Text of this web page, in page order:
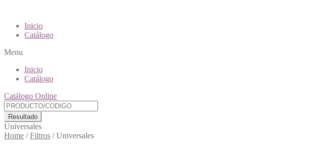
Inicio
Catálogo
Menu
Inicio
Catálogo
Catálogo Online
Resultado
Universales
Home /Filtros /Universales